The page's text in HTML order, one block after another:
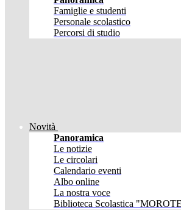
Famiglie e studenti
Personale scolastico
Percorsi di studio
Novità
Panoramica
Le notizie
Le circolari
Calendario eventi
Albo online
La nostra voce
Biblioteca Scolastica